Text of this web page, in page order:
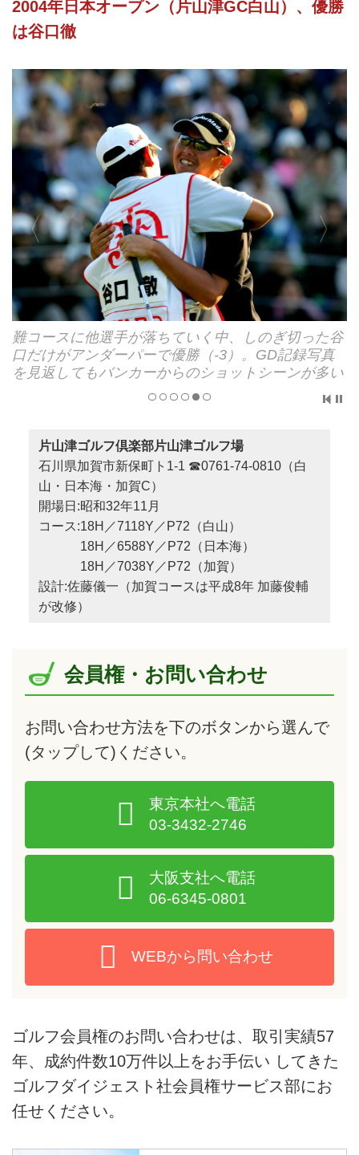
2004年日本オープン（片山津GC白山）、優勝
は谷口徹
難コースに他選手が落ちていく中、しのぎ切った谷
口だけがアンダーパーで優勝（-3）。GD記録写真
を見返してもバンカーからのショットシーンが多い
日本オープン開催中のコース
片山津ゴルフ倶楽部片山津ゴルフ場
石川県加賀市新保町ト1-1 ☎0761-74-0810（白
山・日本海・加賀C）
開場日:昭和32年11月
コース:18H／7118Y／P72（白山）
18H／6588Y／P72（日本海）
18H／7038Y／P72（加賀）
設計:佐藤儀一（加賀コースは平成8年 加藤俊輔
が改修）
会員権・お問い合わせ
お問い合わせ方法を下のボタンから選んで
(タップして) ください。
東京本社へ電話
03-3432-2746
大阪支社へ電話
06-6345-0801
WEBから問い合わせ
ゴルフ会員権のお問い合わせは、取引実績57
年、成約件数10万件以上をお手伝い してきた
ゴルフダイジェスト社会員権サービス部にお
任せください。